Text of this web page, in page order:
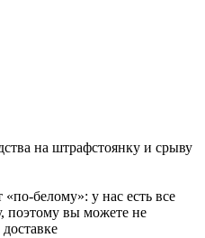
на штрафстоянку и срыву
«по-белому»: у нас есть все
поэтому вы можете не